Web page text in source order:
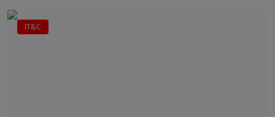
IT&C